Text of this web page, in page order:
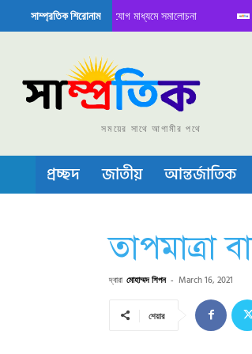
সাম্প্রতিক শিরোনাম
নিয়ে সামাজিক যোগাযোগ মাধ্যমে সমালোচনা
বা চীপ তৈরিতে নিজের শক্ত অবস্থান জানান দিচ্ছে চীন
সময়ের সাথে আগামীর পথে
প্রচ্ছদ জাতীয় আন্তর্জাতিক
তাপমাত্রা
দ্বারা মোহাম্মদ শিপন - March 16, 2021
শেয়ার